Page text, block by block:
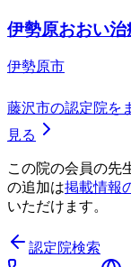
伊勢原おおい治
伊勢原市
藤沢市の認定院を
見る
この院の会員の先
の追加は掲載情報
いただけます。
認定院検索